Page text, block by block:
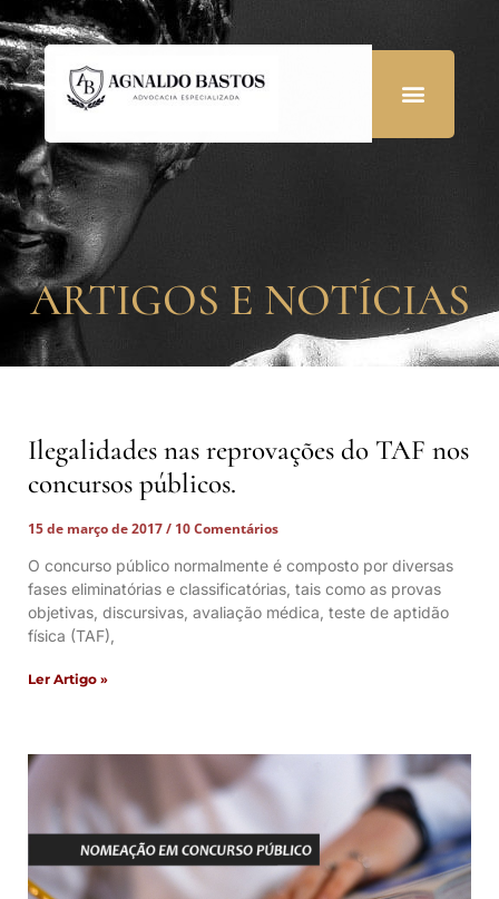
ARTIGOS E NOTÍCIAS
Ilegalidades nas reprovações do TAF nos
concursos públicos.
15 de março de 2017
10 Comentários
O concurso público normalmente é composto por diversas
fases eliminatórias e classificatórias, tais como as provas
objetivas, discursivas, avaliação médica, teste de aptidão
física (TAF),
Ler Artigo »